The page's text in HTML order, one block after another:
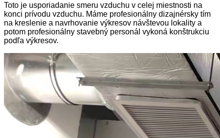
Toto je usporiadanie smeru vzduchu v celej miestnosti na
konci prívodu vzduchu. Máme profesionálny dizajnérsky tím
na kreslenie a navrhovanie výkresov návštevou lokality a
potom profesionálny stavebný personál vykoná konštrukciu
podľa výkresov.